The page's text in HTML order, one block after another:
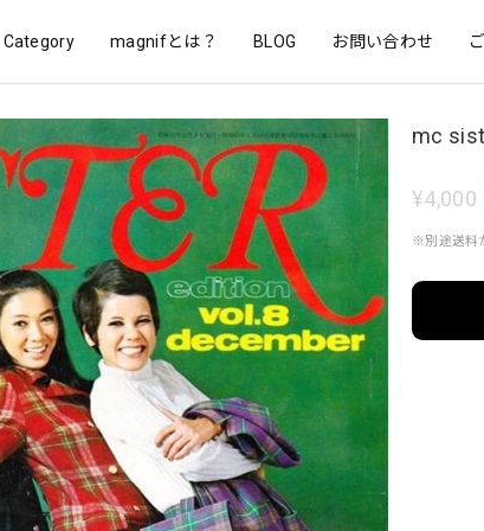
Category magnifとは？ BLOG お問い合わせ
mc
¥4,000
※別途送料